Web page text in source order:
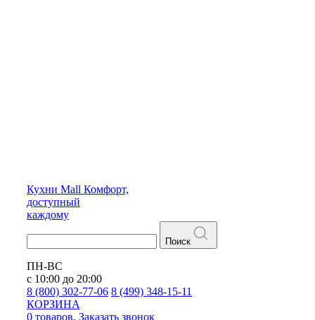
Кухни Mall Комфорт,
доступный
каждому
Поиск
ПН-ВС
с 10:00 до 20:00
8 (800) 302-77-06 8 (499) 348-15-11
КОРЗИНА
0 товаров. Заказать звонок